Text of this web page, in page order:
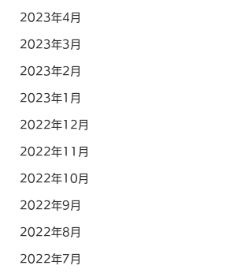
2023年4月
2023年3月
2023年2月
2023年1月
2022年12月
2022年11月
2022年10月
2022年9月
2022年8月
2022年7月